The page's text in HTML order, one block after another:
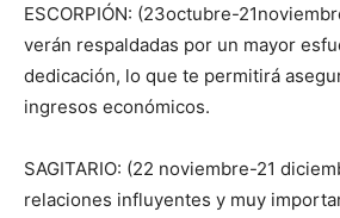
ESCORPIÓN: (23octubre-
verán respaldadas por un mayor
dedicación, lo que te permitirá
ingresos económicos.
SAGITARIO: (22 noviembre-21
relaciones influyentes y muy